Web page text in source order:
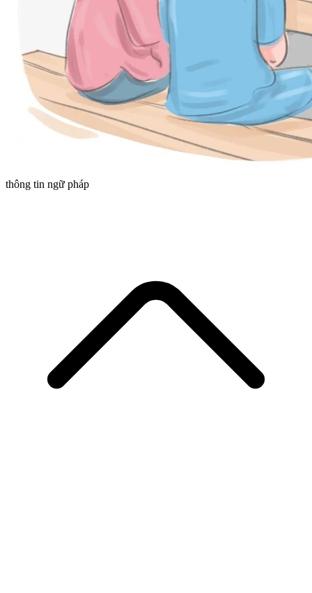
thông tin ngữ pháp